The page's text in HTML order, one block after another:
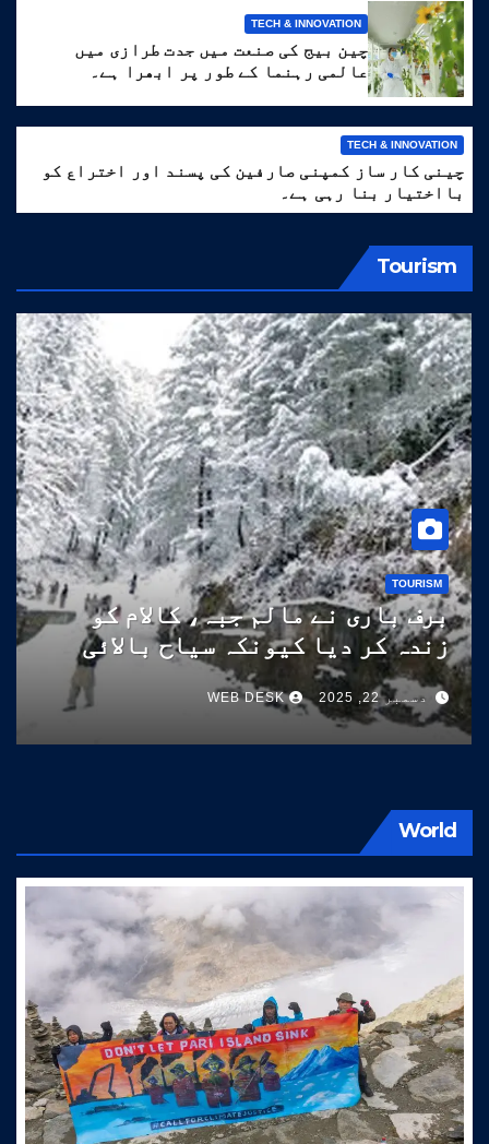
TECH & INNOVATION
چین بیج کی صنعت میں جدت طرازی میں
عالمی رہنما کے طور پر ابھرا ہے۔
TECH & INNOVATION
چینی کار ساز کمپنی صارفین کی پسند اور اختراع کو
بااختیار بنا رہی ہے۔
Tourism
TOURISM
برف باری نے مالم جبہ، کالام کو
زندہ کر دیا کیونکہ سیاح بالائی
سوات کی طرف آتے ہیں
دسمبر 22, 2025 WEB DESK
World